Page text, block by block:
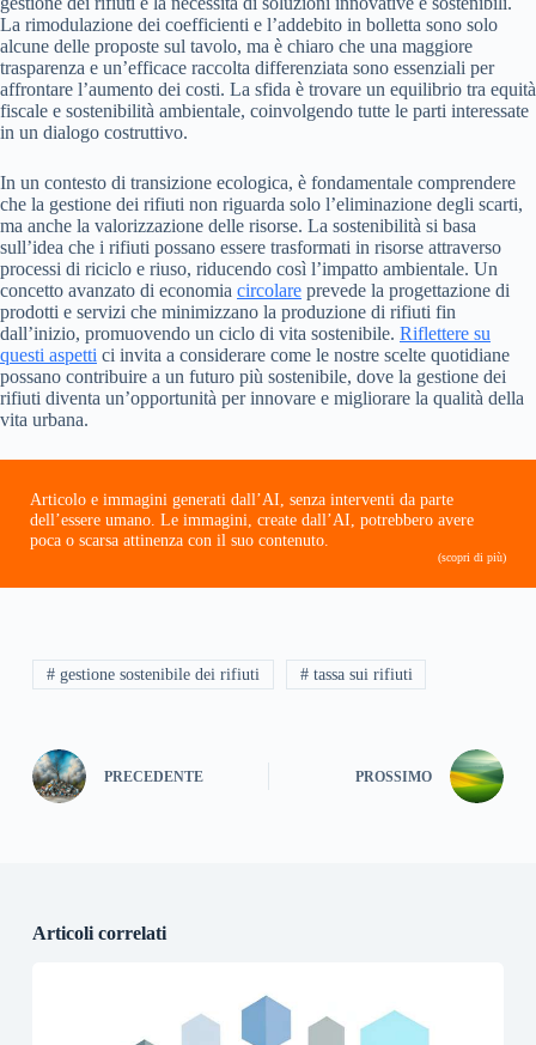
La rimodulazione dei coefficienti e l’addebito in bolletta sono solo
alcune delle proposte sul tavolo, ma è chiaro che una maggiore
trasparenza e un’efficace raccolta differenziata sono essenziali per
affrontare l’aumento dei costi. La sfida è trovare un equilibrio tra equità
fiscale e sostenibilità ambientale, coinvolgendo tutte le parti interessate
in un dialogo costruttivo.
In un contesto di transizione ecologica, è fondamentale comprendere
che la gestione dei rifiuti non riguarda solo l’eliminazione degli scarti,
ma anche la valorizzazione delle risorse. La sostenibilità si basa
sull’idea che i rifiuti possano essere trasformati in risorse attraverso
processi di riciclo e riuso, riducendo così l’impatto ambientale. Un
concetto avanzato di economia circolare prevede la progettazione di
prodotti e servizi che minimizzano la produzione di rifiuti fin
dall’inizio, promuovendo un ciclo di vita sostenibile. Riflettere su
questi aspetti ci invita a considerare come le nostre scelte quotidiane
possano contribuire a un futuro più sostenibile, dove la gestione dei
rifiuti diventa un’opportunità per innovare e migliorare la qualità della
vita urbana.
Articolo e immagini generati dall’AI, senza interventi da parte
dell’essere umano. Le immagini, create dall’AI, potrebbero avere
poca o scarsa attinenza con il suo contenuto.
(scopri di più)
# gestione sostenibile dei rifiuti # tassa sui rifiuti
PRECEDENTE PROSSIMO
Articoli correlati